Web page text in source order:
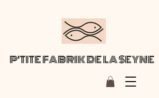
P'TITE FABRIK DE LA SEYNE